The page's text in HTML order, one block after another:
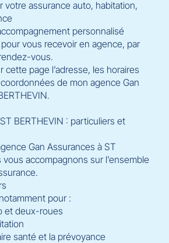
votre assurance auto, habitation,
personnalisé
vous recevoir en agence, par
vous.
cette page l’adresse, les horaires
de mon agence Gan
BERTHEVIN : particuliers et
Gan Assurances à ST
vous accompagnons sur l’ensemble
pour :
et deux-roues
santé et la prévoyance